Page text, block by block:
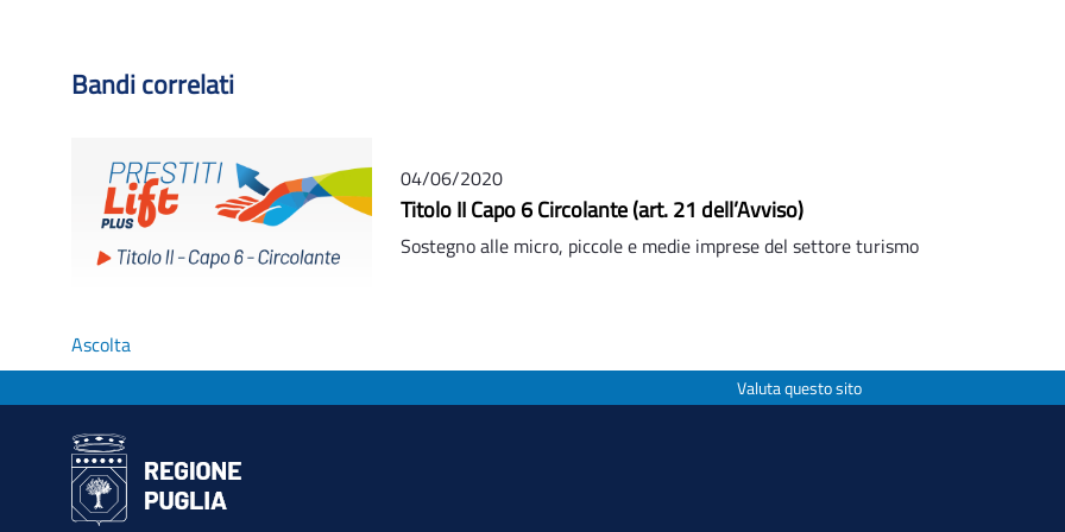
Bandi correlati
04/06/2020
Titolo II Capo 6 Circolante (art. 21 dell’Avviso)
Sostegno alle micro, piccole e medie imprese del settore turismo
Ascolta
Valuta questo sito